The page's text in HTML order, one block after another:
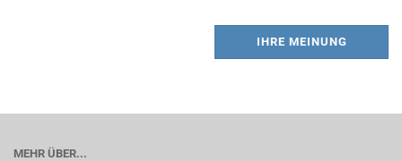
IHRE MEINUNG
MEHR ÜBER...